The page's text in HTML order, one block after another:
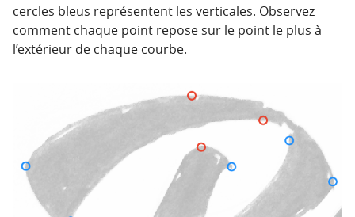
cercles bleus représentent les verticales. Observez
comment chaque point repose sur le point le plus à
l’extérieur de chaque courbe.